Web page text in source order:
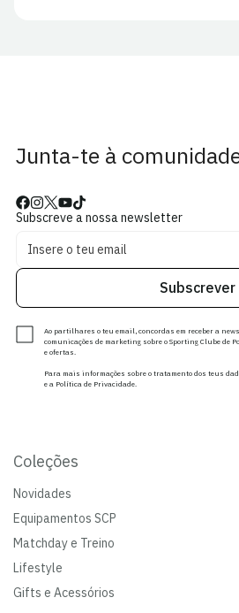
Junta-te à
Subscreve a nossa newsletter
Subscrever
Ao partilhares o teu email, concordas em receber a
comunicações de marketing sobre o Sporting Clube de
e ofertas.
Para mais informações sobre o tratamento dos teus
e a Política de Privacidade.
Coleções
Novidades
Equipamentos SCP
Matchday e Treino
Lifestyle
Gifts e Acessórios